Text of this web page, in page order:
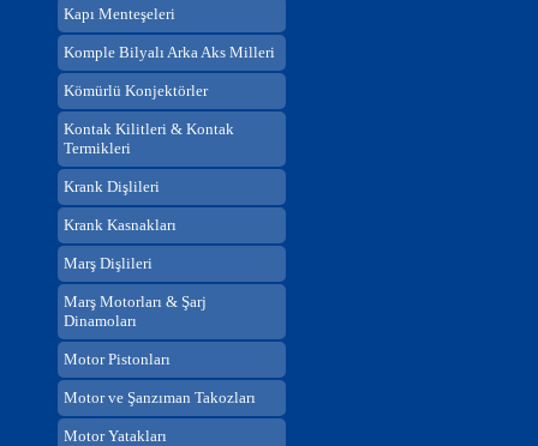
Kapı Menteşeleri
Komple Bilyalı Arka Aks Milleri
Kömürlü Konjektörler
Kontak Kilitleri & Kontak
Termikleri
Krank Dişlileri
Krank Kasnakları
Marş Dişlileri
Marş Motorları & Şarj
Dinamoları
Motor Pistonları
Motor ve Şanzıman Takozları
Motor Yatakları